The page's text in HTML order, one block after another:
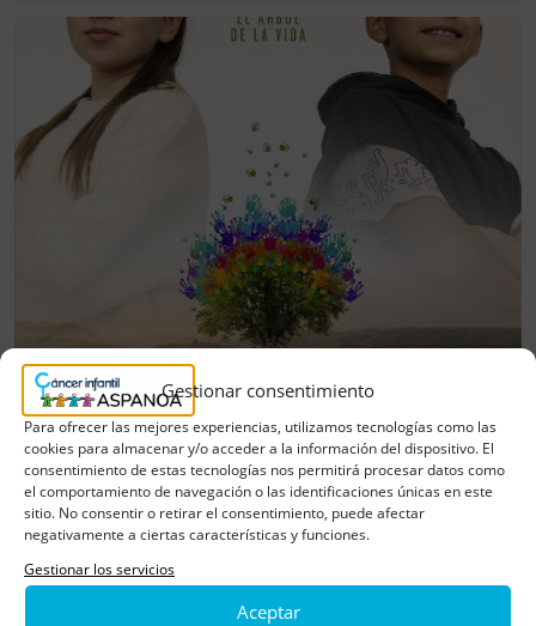
Gestionar consentimiento
Para ofrecer las mejores experiencias, utilizamos tecnologías como las
cookies para almacenar y/o acceder a la información del dispositivo. El
consentimiento de estas tecnologías nos permitirá procesar datos como
el comportamiento de navegación o las identificaciones únicas en este
sitio. No consentir o retirar el consentimiento, puede afectar
negativamente a ciertas características y funciones.
Gestionar los servicios
Aceptar